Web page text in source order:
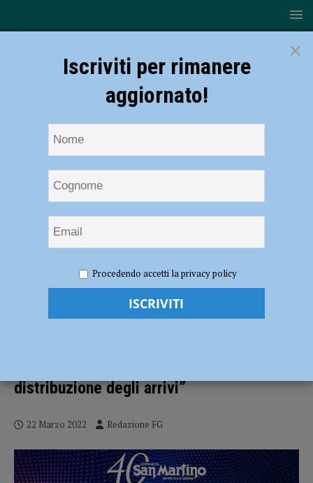
1117 rifugiati nel Piacentino, 514 sono minori. Si riunisce la cabina di
regia: “Necessaria una equa distribuzione degli arrivi”
Emergenza Ucraina: 1117 rifugiati nel
distribuzione degli arrivi”
22 Marzo 2022 Redazione FG
×
Iscriviti per rimanere
aggiornato!
Procedendo accetti la privacy policy